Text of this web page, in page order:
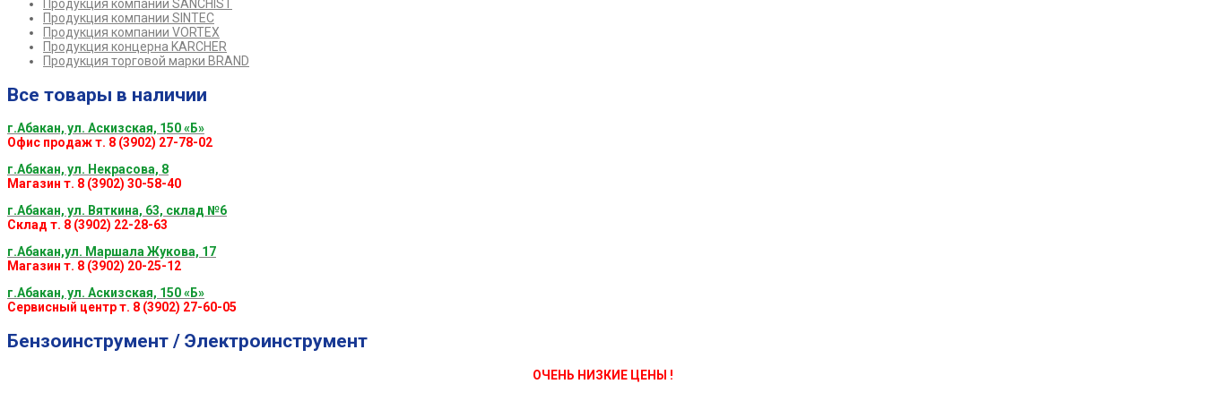
Продукция компании SANCHIST
Продукция компании SINTEC
Продукция компании VORTEX
Продукция концерна KARCHER
Продукция торговой марки BRAND
Все товары в наличии
г.Абакан, ул. Аскизская, 150 «Б»
Офис продаж т. 8 (3902) 27-78-02
г.Абакан, ул. Некрасова, 8
Магазин т. 8 (3902) 30-58-40
г.Абакан, ул. Вяткина, 63, склад №6
Склад т. 8 (3902) 22-28-63
г.Абакан,ул. Маршала Жукова, 17
Магазин т. 8 (3902) 20-25-12
г.Абакан, ул. Аскизская, 150 «Б»
Сервисный центр т. 8 (3902) 27-60-05
Бензоинструмент / Электроинструмент
ОЧЕНЬ НИЗКИЕ ЦЕНЫ !